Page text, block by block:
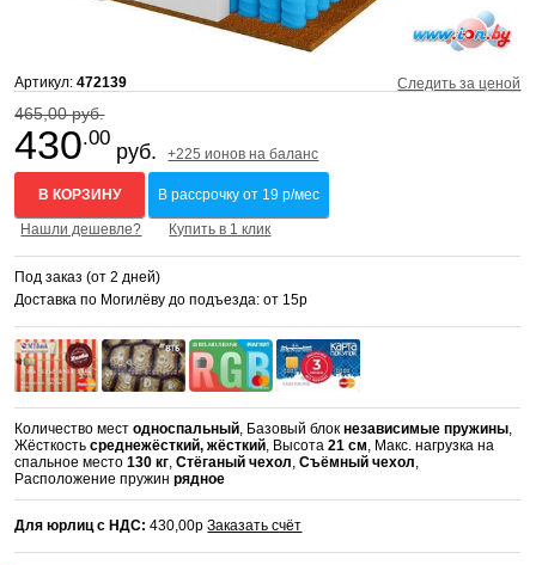
Артикул:472139 Следить за ценой
465,00 руб.
430.00
руб. +225 ионов на баланс
В КОРЗИНУ В рассрочку от 19 р/мес
Нашли дешевле? Купить в 1 клик
Под заказ (от 2 дней)
Доставка по Могилёву до подъезда: от 15р
Количество местодноспальный, Базовый блокнезависимые пружины,
Жёсткостьсреднежёсткий, жёсткий, Высота21 см, Макс. нагрузка на
спальное место130 кг,Стёганый чехол,Съёмный чехол,
Расположение пружинрядное
Для юрлиц с НДС: 430,00рЗаказать счёт